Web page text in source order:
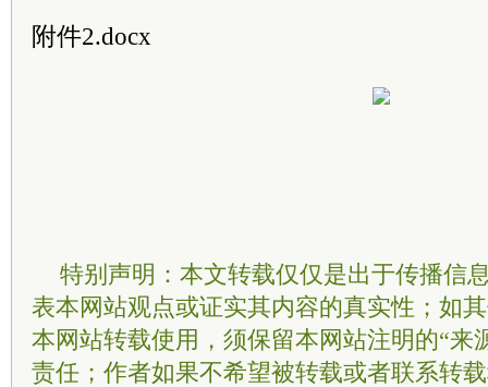
附件2.docx
特别声明：本文转载仅仅是出于传播信
表本网站观点或证实其内容的真实性；如
本网站转载使用，须保留本网站注明的“来
责任；作者如果不希望被转载或者联系转